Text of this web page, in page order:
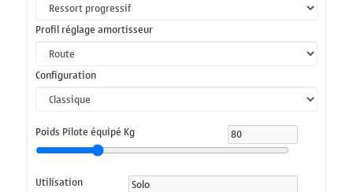
Profil réglage amortisseur
Configuration
Poids Pilote équipé Kg
Utilisation